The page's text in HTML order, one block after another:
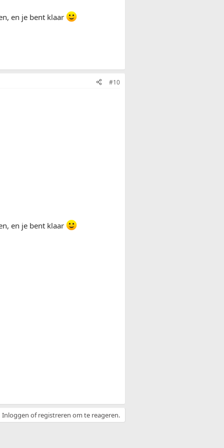
en je bent klaar
#10
en je bent klaar
Inloggen of registreren om te reageren.